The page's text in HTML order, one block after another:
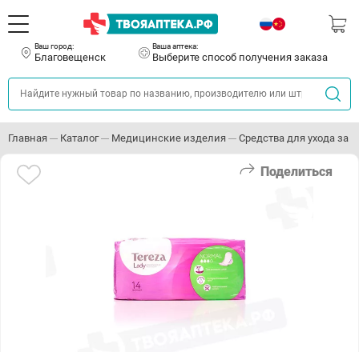
Ваш город:
Благовещенск
Ваша аптека:
Выберите способ получения заказа
Главная Каталог Медицинские изделия Средства для ухода за
Поделиться